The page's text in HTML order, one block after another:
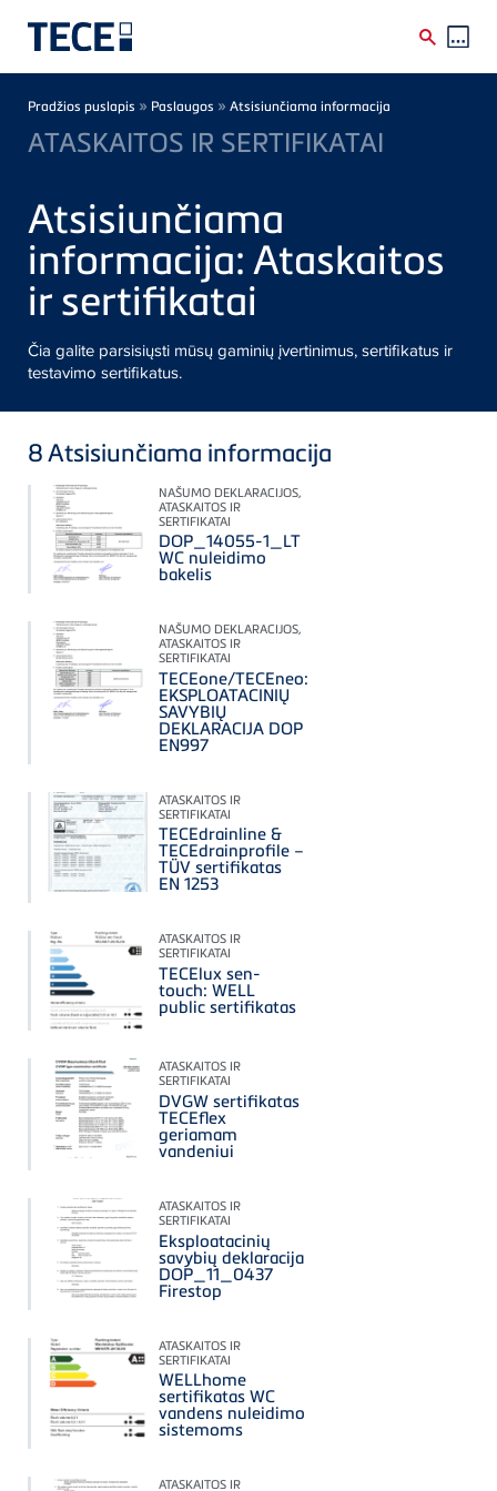
Breadcrumb
Pradžios puslapis » Paslaugos » Atsisiunčiama informacija
ATASKAITOS IR SERTIFIKATAI
Atsisiunčiama
informacija: Ataskaitos
ir sertifikatai
Čia galite parsisiųsti mūsų gaminių įvertinimus, sertifikatus ir
testavimo sertifikatus.
8Atsisiunčiama informacija
NAŠUMO DEKLARACIJOS,
ATASKAITOS IR
SERTIFIKATAI
DOP_14055-1_LT
WC nuleidimo
bakelis
NAŠUMO DEKLARACIJOS,
ATASKAITOS IR
SERTIFIKATAI
TECEone/TECEneo:
EKSPLOATACINIŲ
SAVYBIŲ
DEKLARACIJA DOP
EN997
ATASKAITOS IR
SERTIFIKATAI
TECEdrainline &
TECEdrainprofile –
TÜV sertifikatas
EN 1253
ATASKAITOS IR
SERTIFIKATAI
TECElux sen-
touch: WELL
public sertifikatas
ATASKAITOS IR
SERTIFIKATAI
DVGW sertifikatas
TECEflex
geriamam
vandeniui
ATASKAITOS IR
SERTIFIKATAI
Eksploatacinių
savybių deklaracija
DOP_11_0437
Firestop
ATASKAITOS IR
SERTIFIKATAI
WELLhome
sertifikatas WC
vandens nuleidimo
sistemoms
ATASKAITOS IR